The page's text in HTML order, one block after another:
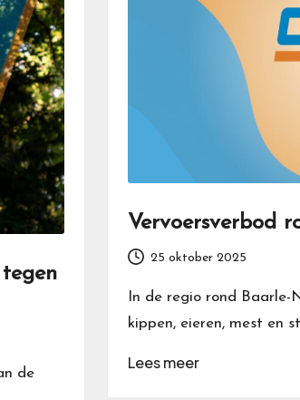
Vervoersverbod
25 oktober 2025
In de regio rond Baarle-
kippen, eieren, mest en
Lees meer
de